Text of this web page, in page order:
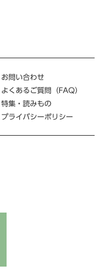
お問い合わせ
よくあるご質問（FAQ）
特集・読みもの
プライバシーポリシー